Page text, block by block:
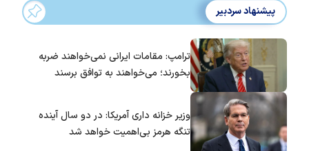
پیشنهاد سردبیر
ترامپ: مقامات ایرانی نمی‌خواهند ضربه
بخورند؛ می‌خواهند به توافق برسند
وزیر خزانه داری آمریکا: در دو سال آینده
تنگه هرمز بی‌اهمیت خواهد شد